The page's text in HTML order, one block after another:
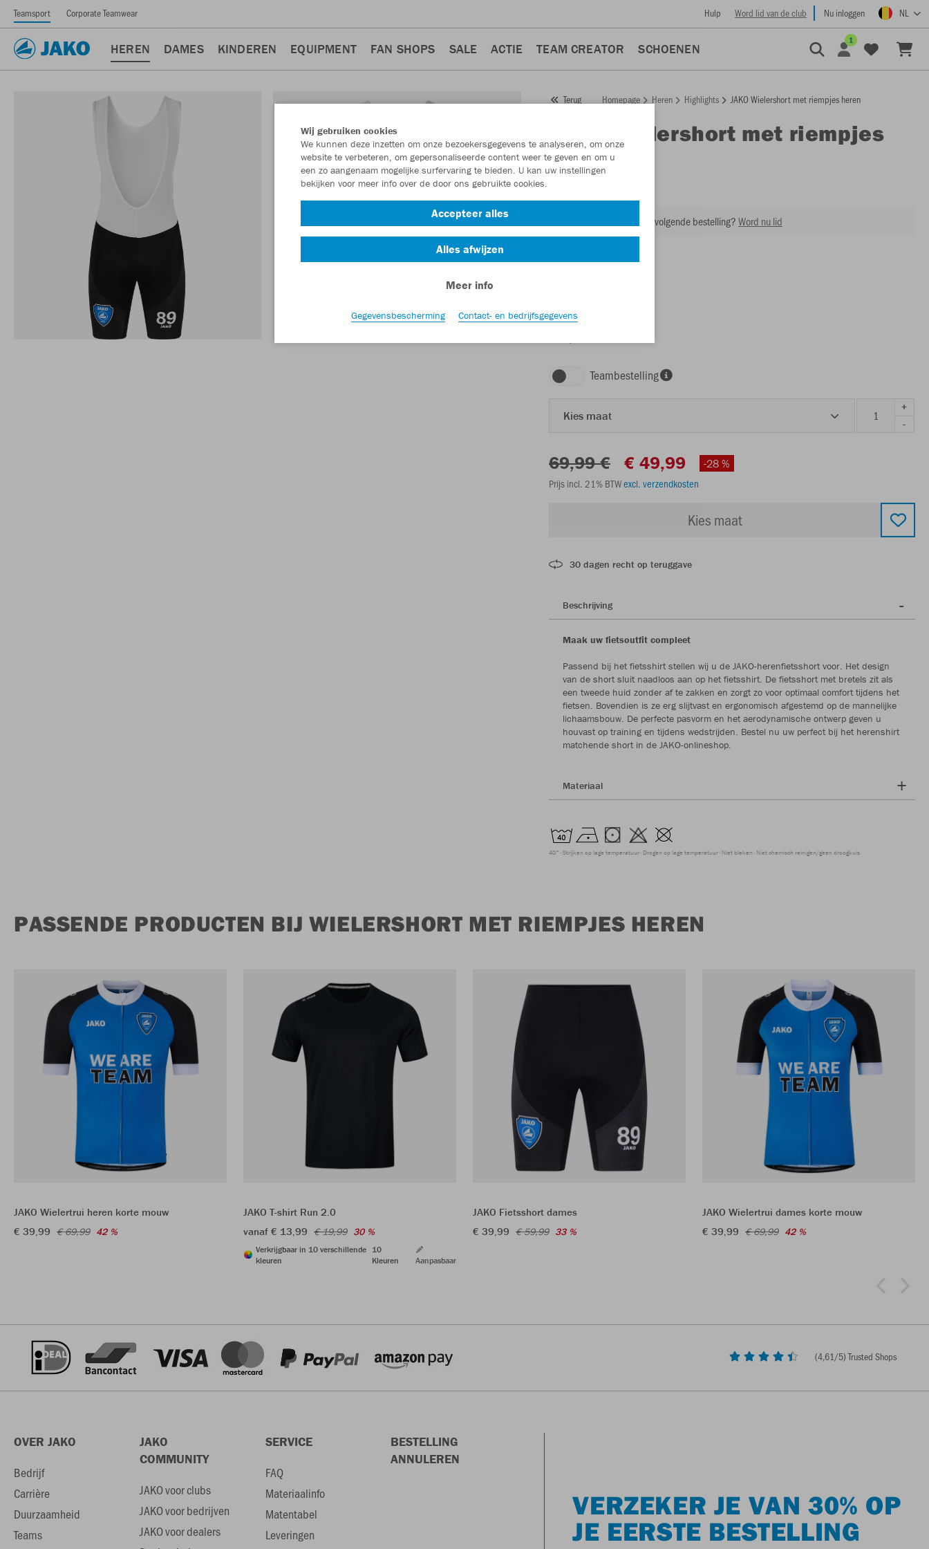
Teamsport Corporate Teamwear Hulp Word lid van de club Nu inloggen NL
HEREN DAMES KINDEREN EQUIPMENT FAN SHOPS SALE ACTIE TEAM CREATOR SCHOENEN
1
Terug Homepage Heren Highlights JAKO Wielershort met riempjes heren
Wielershort met riempjes
heren
Artikelnummer:
Zin in 30% korting op je volgende bestelling?Word nu lid
Teambestelling
Kies maat
+
-
69,99 € € 49,99
-28 %
Prijs incl. 21% BTWexcl. verzendkosten
Kies maat
30 dagen recht op teruggave
Beschrijving
Maak uw fietsoutfit compleet
Passend bij het fietsshirt stellen wij u de JAKO-herenfietsshort voor. Het design
van de short sluit naadloos aan op het fietsshirt. De fietsshort met bretels zit als
een tweede huid zonder af te zakken en zorgt zo voor optimaal comfort tijdens het
fietsen. Bovendien is ze erg slijtvast en ergonomisch afgestemd op de mannelijke
lichaamsbouw. De perfecte pasvorm en het aerodynamische ontwerp geven u
houvast op training en tijdens wedstrijden. Bestel nu uw perfect bij het herenshirt
matchende short in de JAKO-onlineshop.
Materiaal
40° Strijken op lage temperatuur Drogen op lage temperatuur Niet bleken Niet chemisch reinigen/geen droogkuis
PASSENDE PRODUCTEN BIJ WIELERSHORT MET RIEMPJES HEREN
JAKO Wielertrui heren korte mouw
€ 39,99 € 69,99 42 %
JAKO T-shirt Run 2.0
vanaf € 13,99 € 19,99 30 %
Verkrijgbaar in 10 verschillende
kleuren
10
Kleuren
Aanpasbaar
JAKO Fietsshort dames
€ 39,99 € 59,99 33 %
JAKO Wielertrui dames korte mouw
€ 39,99 € 69,99 42 %
(4,61/5) Trusted Shops
OVER JAKO
Bedrijf
Carrière
Duurzaamheid
Teams
JAKO
COMMUNITY
JAKO voor clubs
JAKO voor bedrijven
JAKO voor dealers
SERVICE
FAQ
Materiaalinfo
Matentabel
Leveringen
BESTELLING
ANNULEREN
VERZEKER JE VAN 30% OP
JE EERSTE BESTELLING
Wij gebruiken cookies
We kunnen deze inzetten om onze bezoekersgegevens te analyseren, om onze
website te verbeteren, om gepersonaliseerde content weer te geven en om u
een zo aangenaam mogelijke surfervaring te bieden. U kan uw instellingen
bekijken voor meer info over de door ons gebruikte cookies.
Accepteer alles
Alles afwijzen
Meer info
Gegevensbescherming Contact- en bedrijfsgegevens